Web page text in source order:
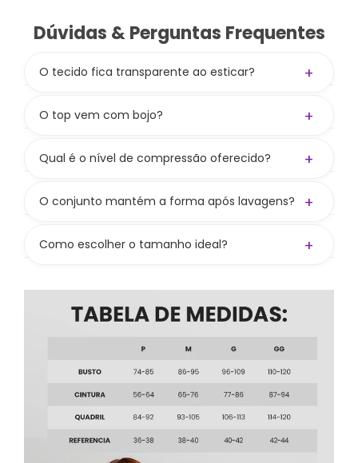
Dúvidas & Perguntas Frequentes
O tecido fica transparente ao esticar? +
composição84% PES / 16% PUE
O top vem com bojo? +
entrada para colocar e oferece boa
Qual é o nível de compressão oferecido? +
e mantendo liberdade nos movimentos.
O conjunto mantém a forma após lavagens? +
firmeza e elasticidade.
Como escolher o tamanho ideal? +
certinho.